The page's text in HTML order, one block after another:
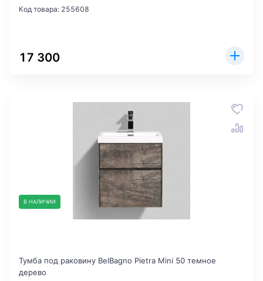
Код товара: 255608
17 300
В НАЛИЧИИ
Тумба под раковину BelBagno Pietra Mini 50 темное
дерево